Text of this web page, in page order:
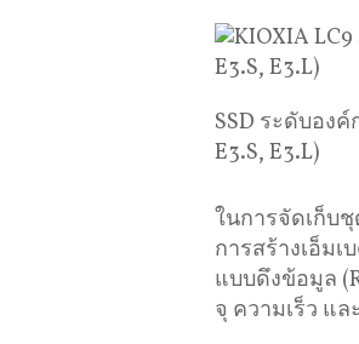
SSD ระดับอง
E3.S, E3.L)
ในการจัดเก็บ
การสร้างเอ็ม
แบบดึงข้อมูล
จุ ความเร็ว แ